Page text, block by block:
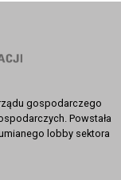
gospodarczego
Powstała
lobby sektora